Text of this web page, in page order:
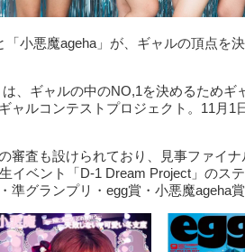
「小悪魔ageha」が、ギャルの頂点を
は、ギャルの中のNO,1を決めるため
ャルコンテストプロジェクト。11月1
審査も設けられており、見事ファイ
イベント「D-1 Dream Project」のス
準グランプリ・egg賞・小悪魔ageha